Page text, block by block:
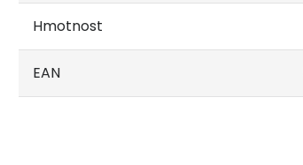
Hmotnost
EAN